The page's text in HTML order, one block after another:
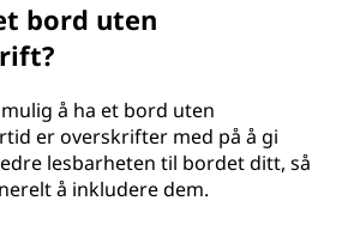
bord uten
å ha et bord uten
er overskrifter med på å gi
lesbarheten til bordet ditt, så
å inkludere dem.